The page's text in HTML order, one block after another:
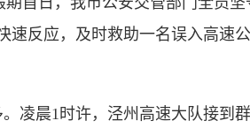
反应，及时救助一名误入高速
晨1时许，泾州高速大队接到